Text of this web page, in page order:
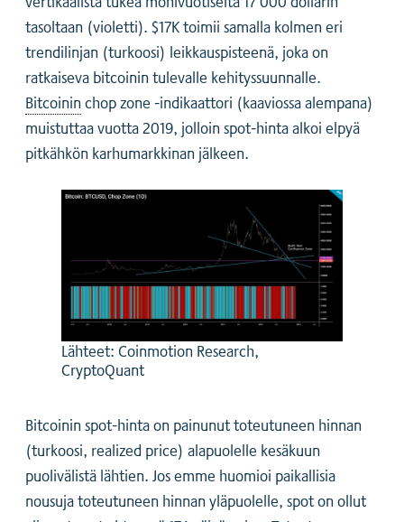
tasoltaan (violetti). $17K toimii samalla kolmen eri
trendilinjan (turkoosi) leikkauspisteenä, joka on
ratkaiseva bitcoinin tulevalle kehityssuunnalle.
Bitcoininchop zone -indikaattori (kaaviossa alempana)
muistuttaa vuotta 2019, jolloin spot-hinta alkoi elpyä
pitkähkön karhumarkkinan jälkeen.
Lähteet: Coinmotion Research,
CryptoQuant
Bitcoinin spot-hinta on painunut toteutuneen hinnan
(turkoosi, realized price) alapuolelle kesäkuun
puolivälistä lähtien. Jos emme huomioi paikallisia
nousuja toteutuneen hinnan yläpuolelle, spot on ollut